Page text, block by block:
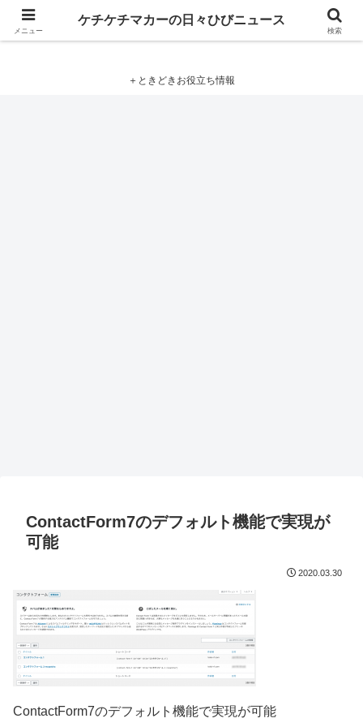
ケチケチマカーの日々ひびニュース
＋ときどきお役立ち情報
ContactForm7のデフォルト機能で実現が
可能
2020.03.30
ContactForm7のデフォルト機能で実現が可能
メニュー
ケチケチマカーの日々ひびニュース
検索